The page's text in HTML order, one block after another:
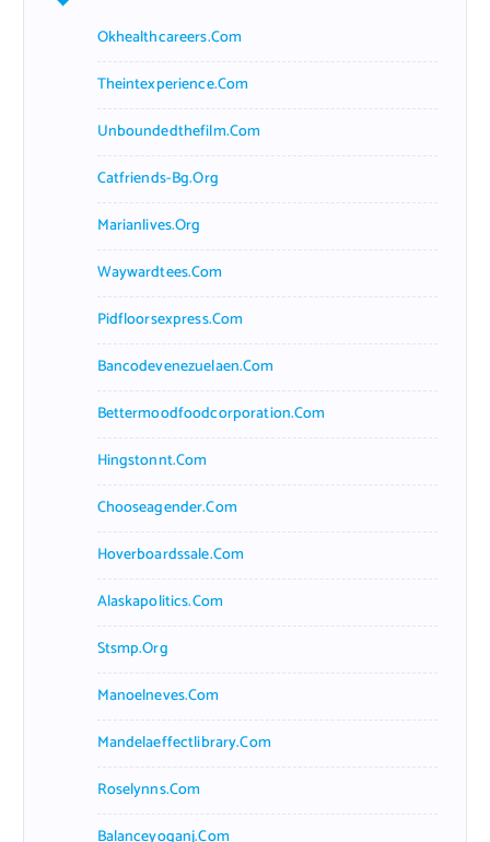
Okhealthcareers.com
Theintexperience.com
Unboundedthefilm.com
Catfriends-Bg.org
Marianlives.org
Waywardtees.com
Pidfloorsexpress.com
Bancodevenezuelaen.com
Bettermoodfoodcorporation.com
Hingstonnt.com
Chooseagender.com
Hoverboardssale.com
Alaskapolitics.com
Stsmp.org
Manoelneves.com
Mandelaeffectlibrary.com
Roselynns.com
Balanceyoganj.com